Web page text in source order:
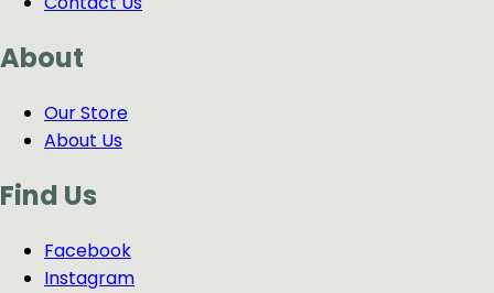
About
Our Store
About Us
Find Us
Facebook
Instagram